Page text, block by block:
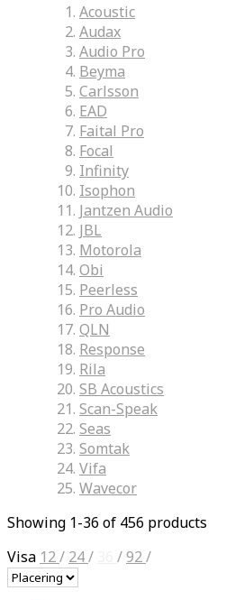
Acoustic
Audax
Audio Pro
Beyma
Carlsson
EAD
Faital Pro
Focal
Infinity
Isophon
Jantzen Audio
JBL
Motorola
Obi
Peerless
Pro Audio
QLN
Response
Rila
SB Acoustics
Scan-Speak
Seas
Somtak
Vifa
Wavecor
Showing 1-36 of 456 products
Visa 12/ 24/ /92/